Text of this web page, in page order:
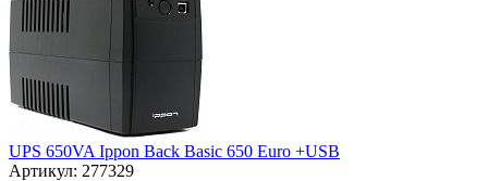
UPS 650VA Ippon Back Basic 650 Euro +USB
Артикул: 277329